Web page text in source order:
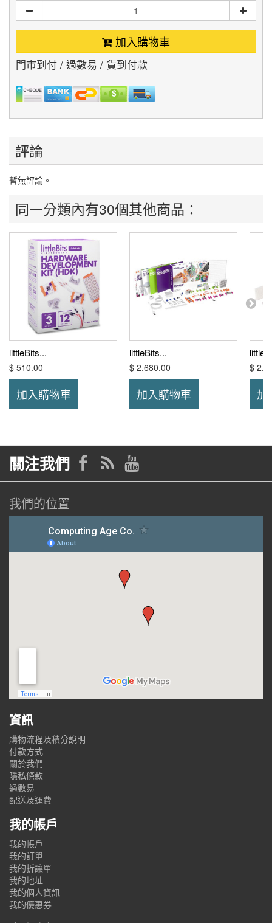
加入購物車
門市到付 / 過數易 / 貨到付款
評論
暫無評論。
同一分類內有30個其他商品：
littleBits...
$ 510.00
加入購物車
littleBits...
$ 2,680.00
加入購物車
$
加
關注我們
我們的位置
資訊
購物流程及積分說明
付款方式
關於我們
隱私條款
過數易
配送及運費
我的帳戶
我的帳戶
我的訂單
我的折讓單
我的地址
我的個人資訊
我的優惠券